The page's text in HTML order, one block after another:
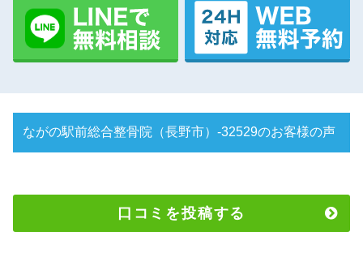
ながの駅前総合整骨院（長野市）-32529のお客様の声
口コミを投稿する